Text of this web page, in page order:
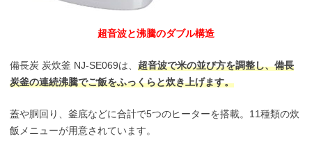
超音波と沸騰のダブル構造
備長炭 炭炊釜 NJ-SE069は、 超音波で米の並び方を調整し、備長
炭釜の連続沸騰でご飯をふっくらと炊き上げます。
蓋や胴回り、釜底などに合計で5つのヒーターを搭載。11種類の炊
飯メニューが用意されています。